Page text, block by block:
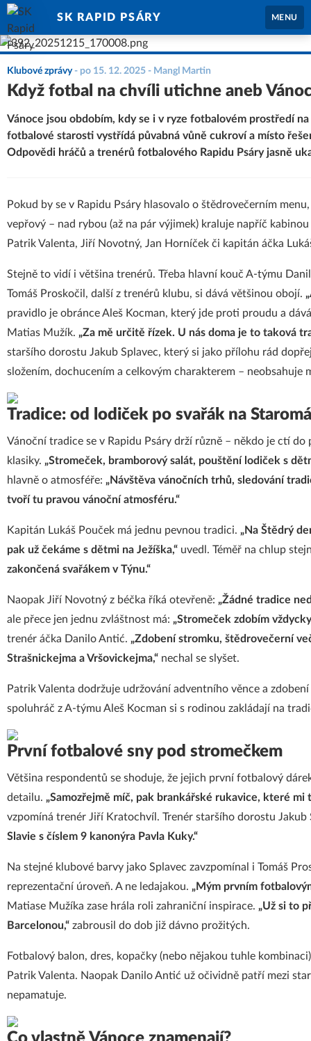
SK RAPID PSÁRY MENU
Klubové zprávy- po 15. 12. 2025 - Mangl Martin
Když fotbal na chvíli utichne aneb
Vánoce jsou obdobím, kdy se i v ryze fotbalovém prostředí
fotbalové starosti vystřídá půvabná vůně cukroví a místo
Odpovědi hráčů a trenérů fotbalového Rapidu Psáry jasně
Pokud by se v Rapidu Psáry hlasovalo o štědrovečerním
vepřový – nad rybou (až na pár výjimek) kraluje napříč
Patrik Valenta, Jiří Novotný, Jan Horníček či kapitán áčka
Stejně to vidí i většina trenérů. Třeba hlavní kouč A-týmu
Tomáš Proskočil, další z trenérů klubu, si dává většinou obojí.
pravidlo je obránce Aleš Kocman, který jde proti proudu a
Matias Mužík. „Za mě určitě řízek. U nás doma je to taková
staršího dorostu Jakub Splavec, který si jako přílohu rád
složením, dochucením a celkovým charakterem – neobsahuje
Tradice: od lodiček po svařák na
Vánoční tradice se v Rapidu Psáry drží různě – někdo je ctí
klasiky. „Stromeček, bramborový salát, pouštění lodiček s
hlavně o atmosféře: „Návštěva vánočních trhů, sledování
tvoří tu pravou vánoční atmosféru.“
Kapitán Lukáš Pouček má jednu pevnou tradici. „Na Štědrý
pak už čekáme s dětmi na Ježíška,“ uvedl. Téměř na chlup
zakončená svařákem v Týnu.“
Naopak Jiří Novotný z béčka říká otevřeně: „Žádné tradice
ale přece jen jednu zvláštnost má: „Stromeček zdobím
trenér áčka Danilo Antić. „Zdobení stromku, štědrovečerní
Strašnickejma a Vršovickejma,“ nechal se slyšet.
Patrik Valenta dodržuje udržování adventního věnce a
spoluhráč z A-týmu Aleš Kocman si s rodinou zakládají na
První fotbalové sny pod stromečkem
Většina respondentů se shoduje, že jejich první fotbalový
detailu. „Samozřejmě míč, pak brankářské rukavice, které
vzpomíná trenér Jiří Kratochvíl. Trenér staršího dorostu
Slavie s číslem 9 kanonýra Pavla Kuky.“
Na stejné klubové barvy jako Splavec zavzpomínal i Tomáš
reprezentační úroveň. A ne ledajakou. „Mým prvním
Matiase Mužíka zase hrála roli zahraniční inspirace. „Už si to
Barcelonou,“ zabrousil do dob již dávno prožitých.
Fotbalový balon, dres, kopačky (nebo nějakou tuhle
Patrik Valenta. Naopak Danilo Antić už očividně patří mezi
nepamatuje.